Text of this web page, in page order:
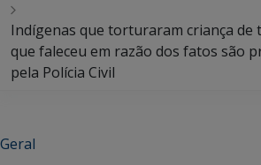
Indígenas que torturaram criança de
que faleceu em razão dos fatos são
pela Polícia Civil
Geral